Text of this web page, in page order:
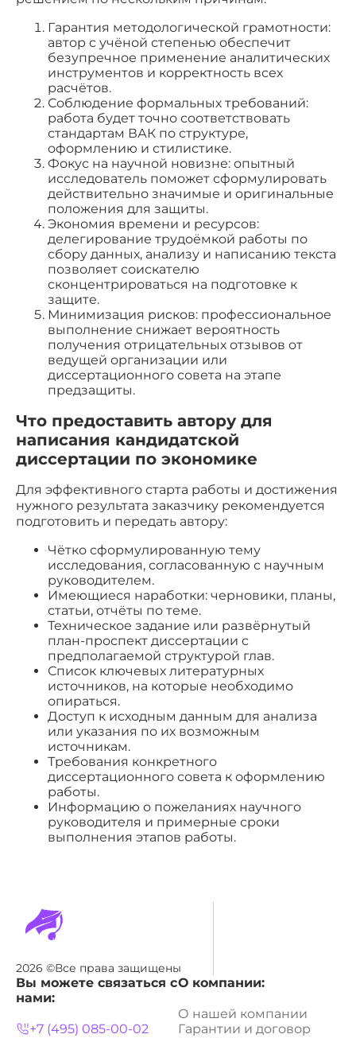
Гарантия методологической грамотности:
автор с учёной степенью обеспечит
безупречное применение аналитических
инструментов и корректность всех
расчётов.
Соблюдение формальных требований:
работа будет точно соответствовать
стандартам ВАК по структуре,
оформлению и стилистике.
Фокус на научной новизне: опытный
исследователь поможет сформулировать
действительно значимые и оригинальные
положения для защиты.
Экономия времени и ресурсов:
делегирование трудоёмкой работы по
сбору данных, анализу и написанию текста
позволяет соискателю
сконцентрироваться на подготовке к
защите.
Минимизация рисков: профессиональное
выполнение снижает вероятность
получения отрицательных отзывов от
ведущей организации или
диссертационного совета на этапе
предзащиты.
Что предоставить автору для
написания кандидатской
диссертации по экономике
Для эффективного старта работы и достижения
нужного результата заказчику рекомендуется
подготовить и передать автору:
Чётко сформулированную тему
исследования, согласованную с научным
руководителем.
Имеющиеся наработки: черновики, планы,
статьи, отчёты по теме.
Техническое задание или развёрнутый
план-проспект диссертации с
предполагаемой структурой глав.
Список ключевых литературных
источников, на которые необходимо
опираться.
Доступ к исходным данным для анализа
или указания по их возможным
источникам.
Требования конкретного
диссертационного совета к оформлению
работы.
Информацию о пожеланиях научного
руководителя и примерные сроки
выполнения этапов работы.
2026 ©Все права защищены
Вы можете связаться с
нами:
+7 (495) 085-00-02
О компании:
О нашей компании
Гарантии и договор